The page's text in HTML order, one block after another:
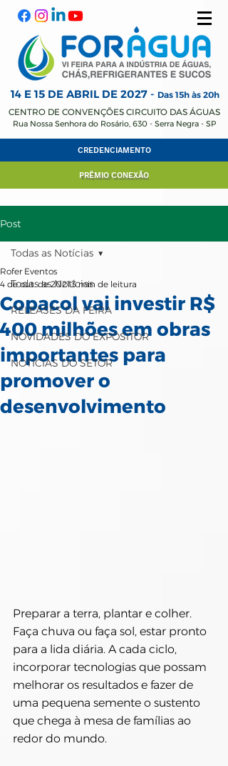
14 E 15 DE ABRIL DE 2027 - Das 15h às 20h
CENTRO DE CONVENÇÕES CIRCUITO DAS ÁGUAS
Rua Nossa Senhora do Rosário, 630 - Serra Negra - SP
CREDENCIAMENTO
PRÊMIO CONEXÃO
Post
Todas as Notícias
RELEASES DA FEIRA
NOVIDADES DO EXPOSITOR
NOTÍCIAS DO SETOR
Todas as Notícias
Copacol vai investir R$
400 milhões em obras
importantes para
promover o
desenvolvimento
Rofer Eventos
4 de out. de 20213 min de leitura
Preparar a terra, plantar e colher.
Faça chuva ou faça sol, estar pronto
para a lida diária. A cada ciclo,
incorporar tecnologias que possam
melhorar os resultados e fazer de
uma pequena semente o sustento
que chega à mesa de famílias ao
redor do mundo.